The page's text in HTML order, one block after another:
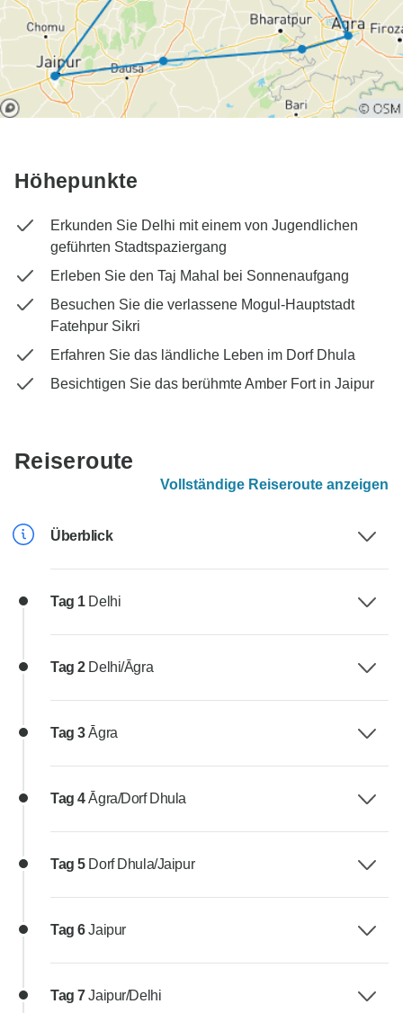
Höhepunkte
Erkunden Sie Delhi mit einem von Jugendlichen
geführten Stadtspaziergang
Erleben Sie den Taj Mahal bei Sonnenaufgang
Besuchen Sie die verlassene Mogul-Hauptstadt
Fatehpur Sikri
Erfahren Sie das ländliche Leben im Dorf Dhula
Besichtigen Sie das berühmte Amber Fort in Jaipur
Reiseroute
Vollständige Reiseroute anzeigen
Überblick
Tag 1 Delhi
Tag 2 Delhi/Āgra
Tag 3Āgra
Tag 4Āgra/Dorf Dhula
Tag 5 Dorf Dhula/Jaipur
Tag 6Jaipur
Tag 7Jaipur/Delhi